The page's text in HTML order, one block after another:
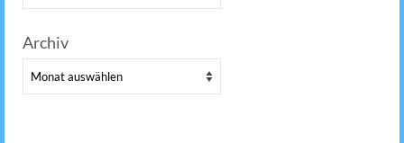
Archiv
Archiv